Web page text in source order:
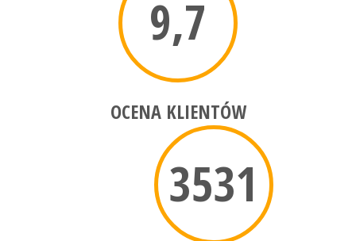
9,7
OCENA KLIENTÓW
3531